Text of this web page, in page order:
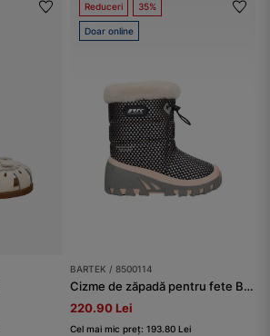
Reduceri 35%
Doar online
BARTEK / 8500114
Cizme de zăpadă pentru fete BARTEK 85001-14, bej-negru
220.90 Lei
Cel mai mic preț: 193.80 Lei